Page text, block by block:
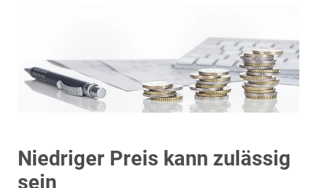
Niedriger Preis kann zulässig
sein